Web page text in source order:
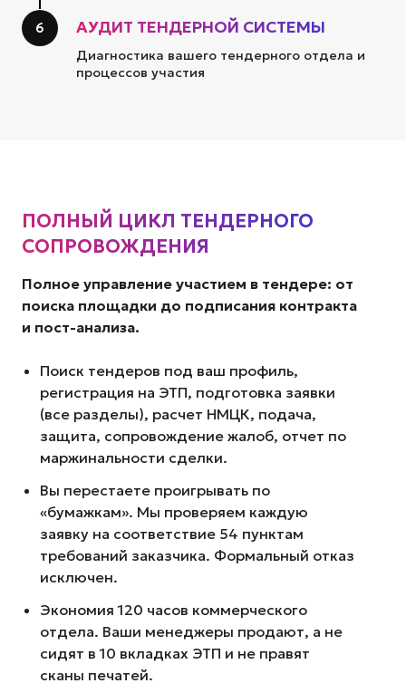
6 АУДИТ ТЕНДЕРНОЙ СИСТЕМЫ
Диагностика вашего тендерного отдела и
процессов участия
ПОЛНЫЙ ЦИКЛ ТЕНДЕРНОГО
СОПРОВОЖДЕНИЯ
Полное управление участием в тендере: от
поиска площадки до подписания контракта
и пост-анализа.
Поиск тендеров под ваш профиль,
регистрация на ЭТП, подготовка заявки
(все разделы), расчет НМЦК, подача,
защита, сопровождение жалоб, отчет по
маржинальности сделки.
Вы перестаете проигрывать по
«бумажкам». Мы проверяем каждую
заявку на соответствие 54 пунктам
требований заказчика. Формальный отказ
исключен.
Экономия 120 часов коммерческого
отдела. Ваши менеджеры продают, а не
сидят в 10 вкладках ЭТП и не правят
сканы печатей.